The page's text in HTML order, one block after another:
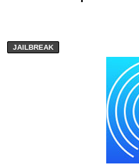
JAILBREAK